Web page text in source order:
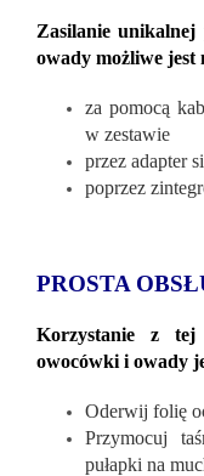
Zasilanie
owady możliwe jest
za pomocą
w zestawie
przez adapter
poprzez
PROSTA
Korzystanie z tej
owocówki i owady
Oderwij folię
Przymocuj
pułapki na